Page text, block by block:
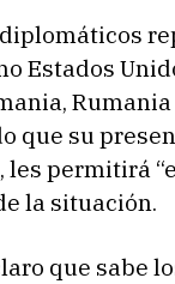
Estados
Rumania
que su
les permitirá
la situación.
que sabe